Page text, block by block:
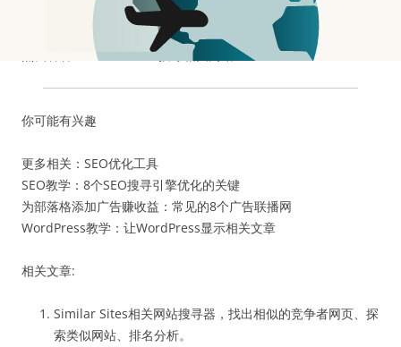
网页版，与Chrome扩充外挂。方便随时探索相关的网站。
点我看看：Similar Sites搜寻相关网站
你可能有兴趣
更多相关：SEO优化工具
SEO教学：8个SEO搜寻引擎优化的关键
为部落格添加广告赚收益：常见的8个广告联播网
WordPress教学：让WordPress显示相关文章
相关文章:
Similar Sites相关网站搜寻器，找出相似的竞争者网页、探
索类似网站、排名分析。